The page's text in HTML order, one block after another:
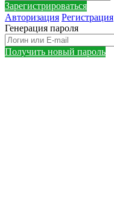
Зарегистрироваться
Авторизация Регистрация
Генерация пароля
Получить новый пароль